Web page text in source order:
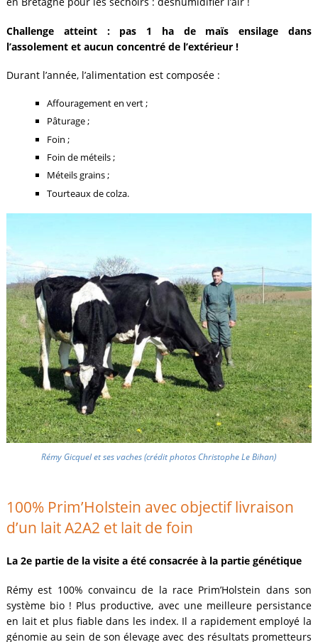
Challenge atteint : pas 1 ha de maïs ensilage dans
l’assolement et aucun concentré de l’extérieur !
Durant l’année, l’alimentation est composée :
Affouragement en vert ;
Pâturage ;
Foin ;
Foin de méteils ;
Méteils grains ;
Tourteaux de colza.
Rémy Gicquel et ses vaches (crédit photos Christophe Le Bihan)
100% Prim’Holstein avec objectif livraison
d’un lait A2A2 et lait de foin
La 2e partie de la visite a été consacrée à la partie génétique
Rémy est 100% convaincu de la race Prim’Holstein dans son
système bio ! Plus productive, avec une meilleure persistance
en lait et plus fiable dans les index. Il a rapidement employé la
génomie au sein de son élevage avec des résultats prometteurs